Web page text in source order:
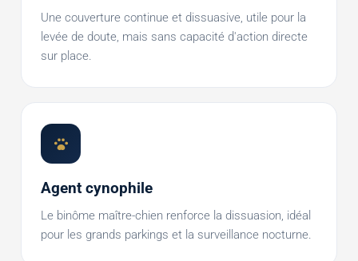
Une couverture continue et dissuasive, utile pour la
levée de doute, mais sans capacité d'action directe
sur place.
Agent cynophile
Le binôme maître-chien renforce la dissuasion, idéal
pour les grands parkings et la surveillance nocturne.